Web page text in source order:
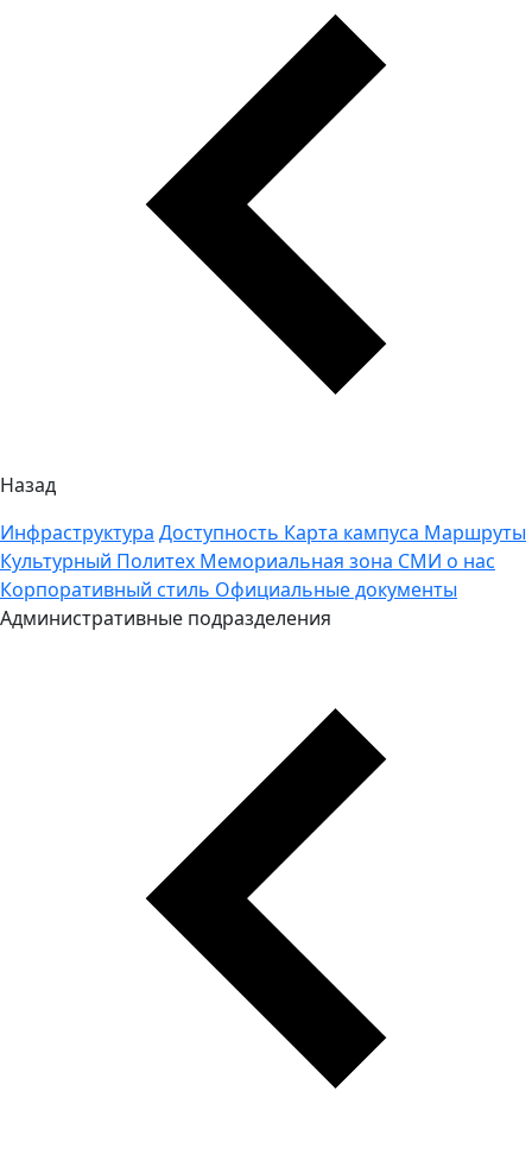
Назад
Инфраструктура Доступность Карта кампуса Маршруты
Культурный Политех Мемориальная зона СМИ о нас
Корпоративный стиль Официальные документы
Административные подразделения